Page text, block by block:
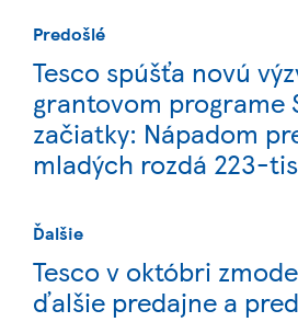
Predošlé
Tesco spúšťa novú
grantovom programe
začiatky: Nápadom
mladých rozdá 223-
Ďalšie
Tesco v októbri
ďalšie predajne a